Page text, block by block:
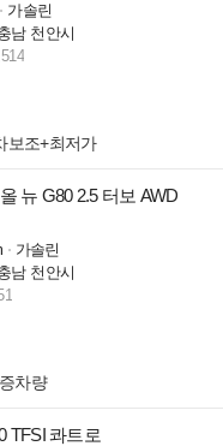
가솔린
남 천안시
보조+최저가
뉴 G80 2.5 터보 AWD
가솔린
남 천안시
차량
TFSI 콰트로